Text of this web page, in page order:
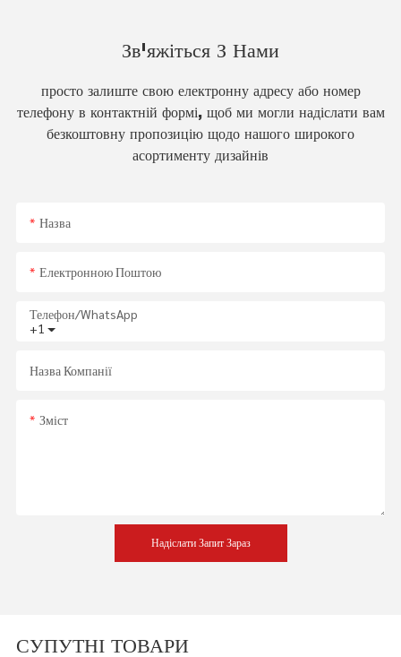
Зв'яжіться З Нами
просто залиште свою електронну адресу або номер
телефону в контактній формі, щоб ми могли надіслати вам
безкоштовну пропозицію щодо нашого широкого
асортименту дизайнів
Назва
Електронною Поштою
+1
Телефон/WhatsApp
Назва Компанії
Зміст
Надіслати Запит Зараз
СУПУТНІ ТОВАРИ